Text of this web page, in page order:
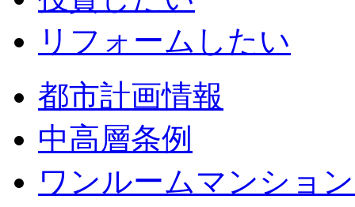
リフォームしたい
都市計画情報
中高層条例
ワンルームマンショ